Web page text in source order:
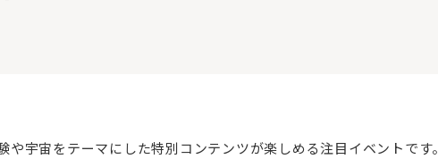
宇宙をテーマにした特別コンテンツが楽しめる注目イベントです。